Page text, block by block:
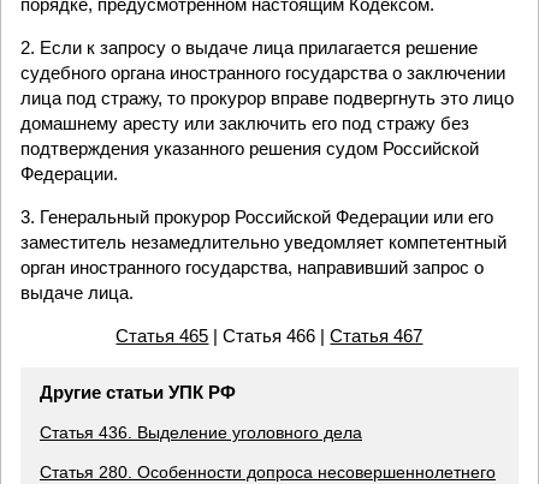
порядке, предусмотренном настоящим Кодексом.
2. Если к запросу о выдаче лица прилагается решение
судебного органа иностранного государства о заключении
лица под стражу, то прокурор вправе подвергнуть это лицо
домашнему аресту или заключить его под стражу без
подтверждения указанного решения судом Российской
Федерации.
3. Генеральный прокурор Российской Федерации или его
заместитель незамедлительно уведомляет компетентный
орган иностранного государства, направивший запрос о
выдаче лица.
Статья 465 | Статья 466 |Статья 467
Другие статьи УПК РФ
Статья 436. Выделение уголовного дела
Статья 280. Особенности допроса несовершеннолетнего